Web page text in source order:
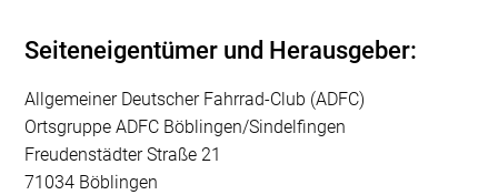
Seiteneigentümer und Herausgeber:
Allgemeiner Deutscher Fahrrad-Club (ADFC)
Ortsgruppe ADFC Böblingen/Sindelfingen
Freudenstädter Straße 21
71034 Böblingen